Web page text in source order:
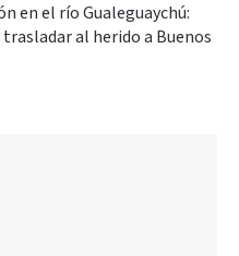
en el río Gualeguaychú:
al herido a Buenos